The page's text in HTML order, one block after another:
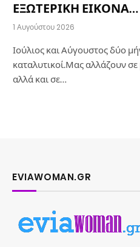
ΕΞΩΤΕΡΙΚΗ ΕΙΚΟΝΑ…
1 Αυγούστου 2026
Ιούλιος και Αύγουστος δύο
καταλυτικοί.Μας αλλάζουν
αλλά και σε…
EVIAWOMAN.GR